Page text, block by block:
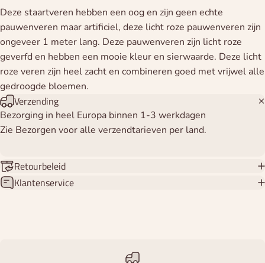
Deze staartveren hebben een oog en zijn geen echte
pauwenveren maar artificiel, deze licht roze pauwenveren zijn
ongeveer 1 meter lang. Deze pauwenveren zijn licht roze
geverfd en hebben een mooie kleur en sierwaarde. Deze licht
roze veren zijn heel zacht en combineren goed met vrijwel alle
gedroogde bloemen.
Verzending
Bezorging in heel Europa binnen 1-3 werkdagen
Zie Bezorgen voor alle verzendtarieven per land.
Retourbeleid
Klantenservice